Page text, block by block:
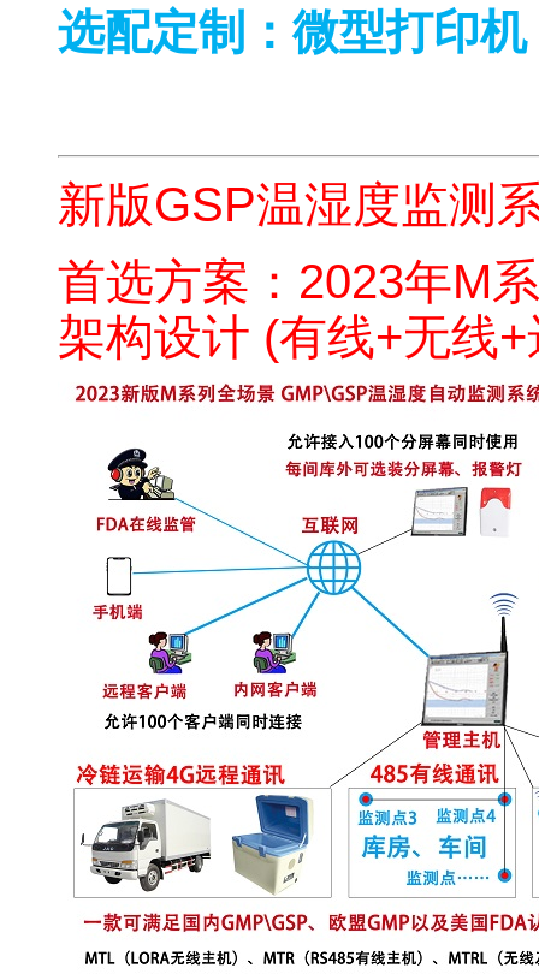
选配定制：微型打印
新版GSP温湿度监测
首选方案：2023年M
架构设计 (有线+无线